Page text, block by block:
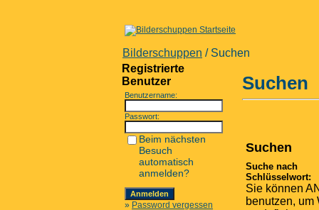
Bilderschuppen / Suchen
Registrierte
Benutzer
Benutzername:
Passwort:
Beim nächsten
Besuch
automatisch
anmelden?
» Password vergessen
Suchen
Suchen
Suche nach
Schlüsselwort:
Sie können
benutzen, um